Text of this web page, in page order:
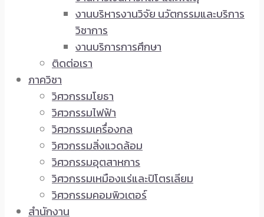
งานบริหารงานวิจัย นวัตกรรมและบริการ
วิชาการ
งานบริการการศึกษา
ติดต่อเรา
ภาควิชา
วิศวกรรมโยธา
วิศวกรรมไฟฟ้า
วิศวกรรมเครื่องกล
วิศวกรรมสิ่งแวดล้อม
วิศวกรรมอุตสาหการ
วิศวกรรมเหมืองแร่และปิโตรเลียม
วิศวกรรมคอมพิวเตอร์
สำนักงาน